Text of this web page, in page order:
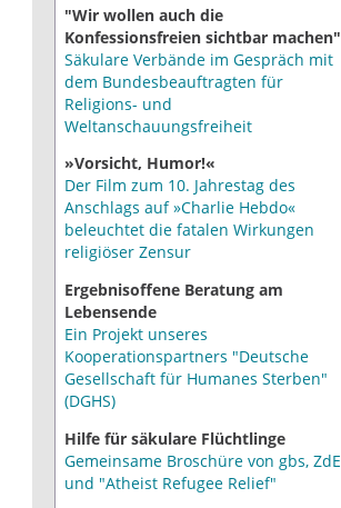
"Wir wollen auch die
Konfessionsfreien sichtbar machen"
Säkulare Verbände im Gespräch mit
dem Bundesbeauftragten für
Religions- und
Weltanschauungsfreiheit
»Vorsicht, Humor!«
Der Film zum 10. Jahrestag des
Anschlags auf »Charlie Hebdo«
beleuchtet die fatalen Wirkungen
religiöser Zensur
Ergebnisoffene Beratung am
Lebensende
Ein Projekt unseres
Kooperationspartners "Deutsche
Gesellschaft für Humanes Sterben"
(DGHS)
Hilfe für säkulare Flüchtlinge
Gemeinsame Broschüre von gbs, ZdE
und "Atheist Refugee Relief"